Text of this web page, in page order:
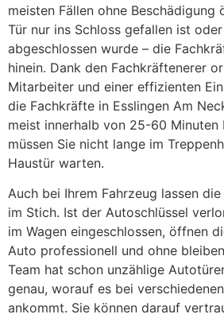
meisten Fällen ohne Beschädigung
Tür nur ins Schloss gefallen ist
abgeschlossen wurde – die
hinein. Dank den Fachkräftenerer
Mitarbeiter und einer effizienten
die Fachkräfte in Esslingen Am
meist innerhalb von 25-60 Minuten
müssen Sie nicht lange im
Haustür warten.
Auch bei Ihrem Fahrzeug lassen
im Stich. Ist der Autoschlüssel
im Wagen eingeschlossen, öffnen
Auto professionell und ohne
Team hat schon unzählige
genau, worauf es bei
ankommt. Sie können darauf